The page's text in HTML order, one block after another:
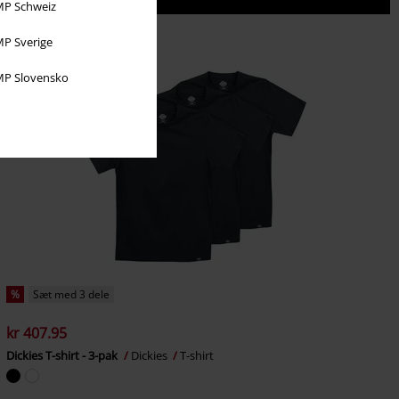
Schweiz
Sverige
Slovensko
% Sæt med 3 dele
kr 407.95
Dickies T-shirt - 3-pak Dickies T-shirt